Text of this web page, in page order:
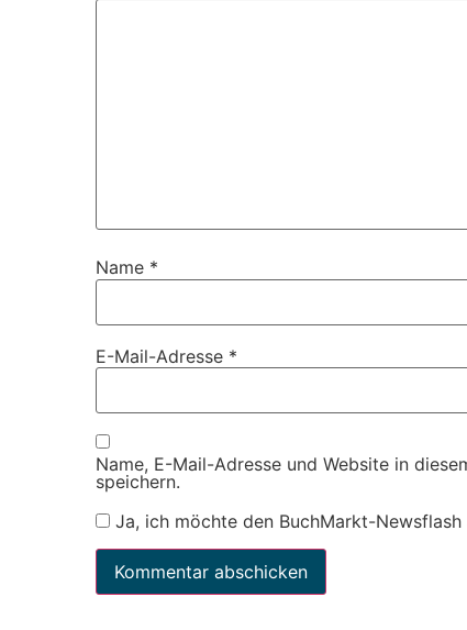
Name *
E-Mail-Adresse *
Name, E-Mail-Adresse und Website in
speichern.
Ja, ich möchte den BuchMarkt-Newsflash